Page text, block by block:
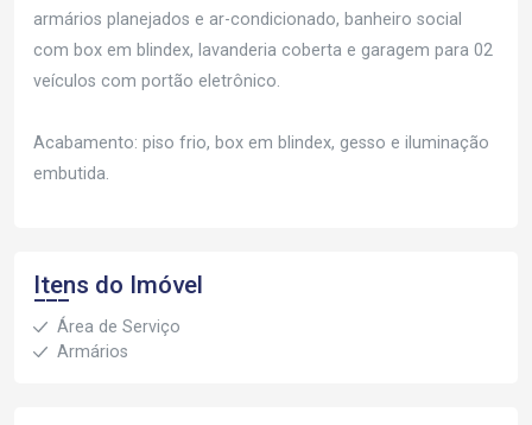
armários planejados e ar-condicionado, banheiro social
com box em blindex, lavanderia coberta e garagem para 02
veículos com portão eletrônico.
Acabamento: piso frio, box em blindex, gesso e iluminação
embutida.
Itens do Imóvel
Área de Serviço
Armários